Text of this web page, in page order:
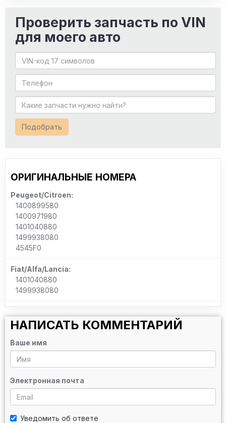
Проверить запчасть по VIN
для моего авто
Подобрать
ОРИГИНАЛЬНЫЕ НОМЕРА
Peugeot/Citroen:
1400899580
1400971980
1401040880
1499938080
4545F0
Fiat/Alfa/Lancia:
1401040880
1499938080
НАПИСАТЬ КОММЕНТАРИЙ
Ваше имя
Электронная почта
Уведомить об ответе